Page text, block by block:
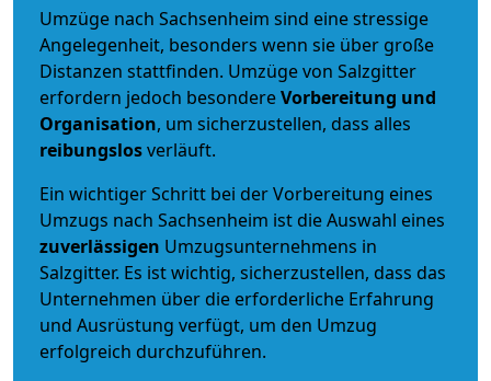
Umzüge nach Sachsenheim sind eine stressige
Angelegenheit, besonders wenn sie über große
Distanzen stattfinden. Umzüge von Salzgitter
erfordern jedoch besondereVorbereitung und
Organisation, um sicherzustellen, dass alles
reibungslosverläuft.
Ein wichtiger Schritt bei der Vorbereitung eines
Umzugs nach Sachsenheim ist die Auswahl eines
zuverlässigen Umzugsunternehmens in
Salzgitter. Es ist wichtig, sicherzustellen, dass das
Unternehmen über die erforderliche Erfahrung
und Ausrüstung verfügt, um den Umzug
erfolgreich durchzuführen.